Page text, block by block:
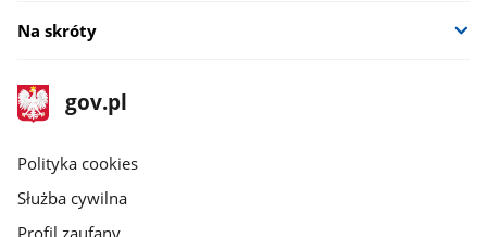
Na skróty
stopka
gov.pl
Strona
gov.pl
gov.pl
Polityka cookies
Służba cywilna